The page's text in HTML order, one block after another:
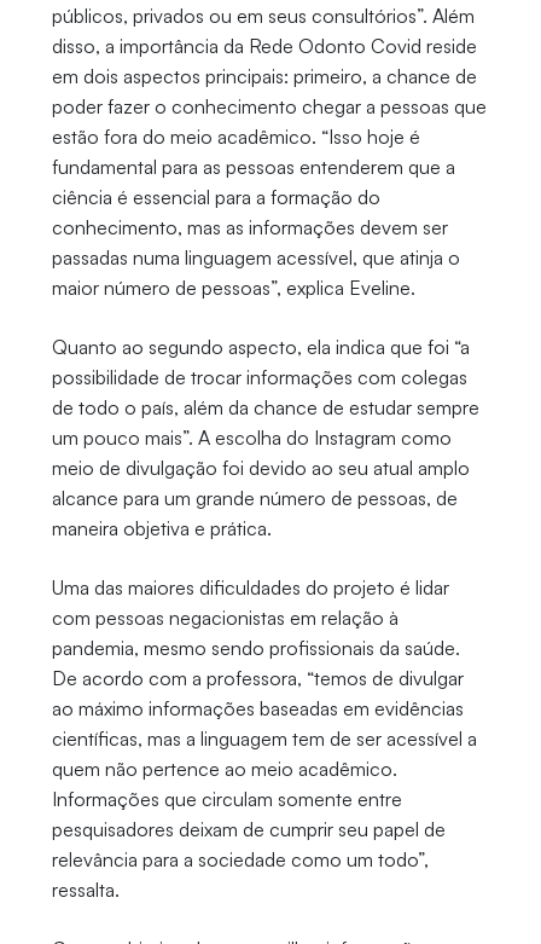
públicos, privados ou em seus consultórios”. Além
disso, a importância da Rede Odonto Covid reside
em dois aspectos principais: primeiro, a chance de
poder fazer o conhecimento chegar a pessoas que
estão fora do meio acadêmico. “Isso hoje é
fundamental para as pessoas entenderem que a
ciência é essencial para a formação do
conhecimento, mas as informações devem ser
passadas numa linguagem acessível, que atinja o
maior número de pessoas”, explica Eveline.
Quanto ao segundo aspecto, ela indica que foi “a
possibilidade de trocar informações com colegas
de todo o país, além da chance de estudar sempre
um pouco mais”. A escolha do Instagram como
meio de divulgação foi devido ao seu atual amplo
alcance para um grande número de pessoas, de
maneira objetiva e prática.
Uma das maiores dificuldades do projeto é lidar
com pessoas negacionistas em relação à
pandemia, mesmo sendo profissionais da saúde.
De acordo com a professora, “temos de divulgar
ao máximo informações baseadas em evidências
científicas, mas a linguagem tem de ser acessível a
quem não pertence ao meio acadêmico.
Informações que circulam somente entre
pesquisadores deixam de cumprir seu papel de
relevância para a sociedade como um todo”,
ressalta.